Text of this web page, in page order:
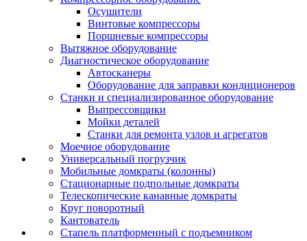
Осушители
Винтовые компрессоры
Поршневые компрессоры
Вытяжное оборудование
Диагностическое оборудование
Автосканеры
Оборудование для заправки кондиционеров
Станки и специализированное оборудование
Выпрессовщики
Мойки деталей
Станки для ремонта узлов и агрегатов
Моечное оборудование
Универсальный погрузчик
Мобильные домкраты (колонны)
Стационарные подпольные домкраты
Телескопические канавные домкраты
Круг поворотный
Кантователь
Стапель платформенный с подъемником